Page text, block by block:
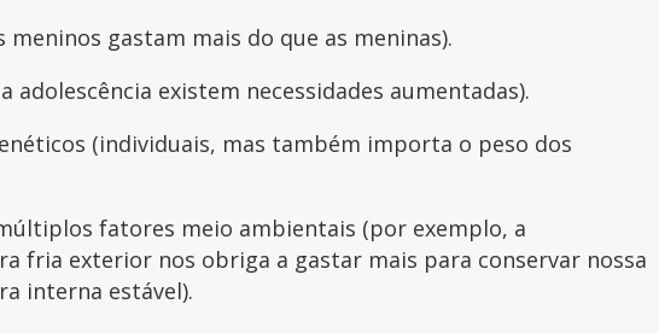
meninos gastam mais do que as meninas).
adolescência existem necessidades aumentadas).
(individuais, mas também importa o peso dos
fatores meio ambientais (por exemplo, a
fria exterior nos obriga a gastar mais para conservar nossa
interna estável).